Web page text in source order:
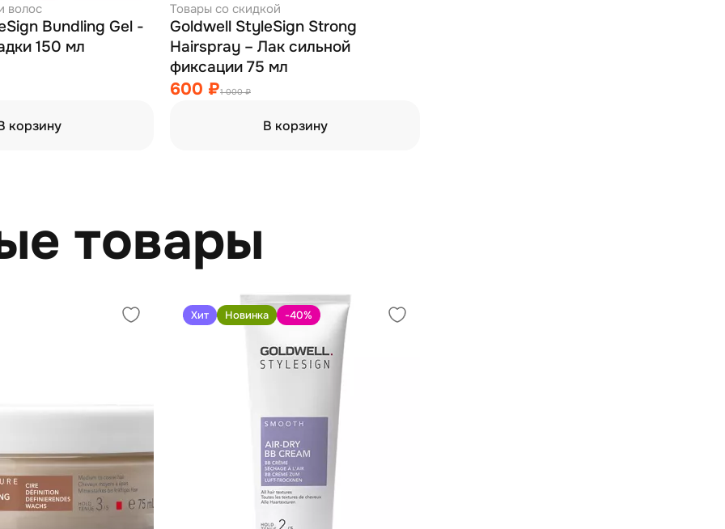
волос
Bundling Gel -
150 мл
корзину
Товары со скидкой
Goldwell StyleSign Strong
Hairspray – Лак сильной
фиксации 75 мл
600 ₽1 000 ₽
В корзину
товары
Хит Новинка -40%